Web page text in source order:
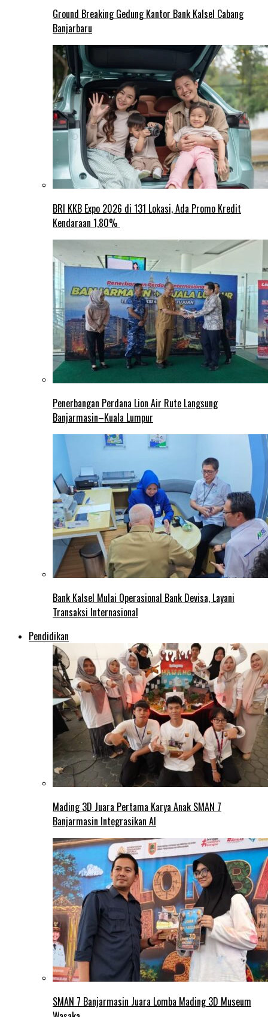
Ground Breaking Gedung Kantor Bank Kalsel Cabang
Banjarbaru
BRI KKB Expo 2026 di 131 Lokasi, Ada Promo Kredit
Kendaraan 1,80%
Penerbangan Perdana Lion Air Rute Langsung
Banjarmasin–Kuala Lumpur
Bank Kalsel Mulai Operasional Bank Devisa, Layani
Transaksi Internasional
Pendidikan
Mading 3D Juara Pertama Karya Anak SMAN 7
Banjarmasin Integrasikan AI
SMAN 7 Banjarmasin Juara Lomba Mading 3D Museum